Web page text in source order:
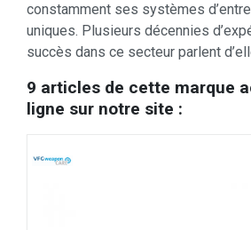
constamment ses systèmes
uniques. Plusieurs décennies
succès dans ce secteur parlent
9 articles de cette marque
ligne sur notre site :